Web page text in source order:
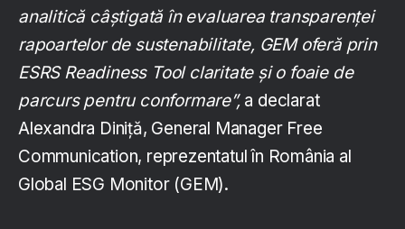
analitică câștigată în evaluarea transparenței
rapoartelor de sustenabilitate, GEM oferă prin
ESRS Readiness Tool claritate și o foaie de
parcurs pentru conformare”, a declarat
Alexandra Diniță, General Manager Free
Communication, reprezentatul în România al
Global ESG Monitor (GEM).